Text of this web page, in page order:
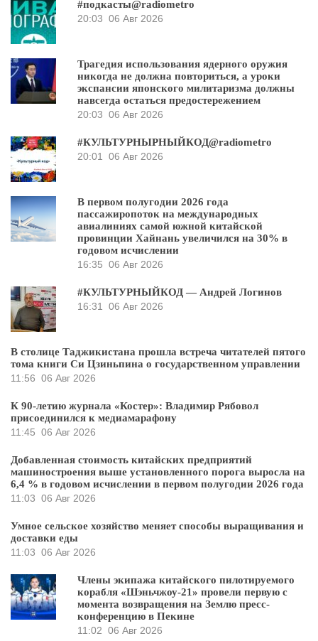
#подкасты@radiometro
20:03 06 Авг 2026
Трагедия использования ядерного оружия
никогда не должна повториться, а уроки
экспансии японского милитаризма должны
навсегда остаться предостережением
20:03 06 Авг 2026
#КУЛЬТУРНЫРНЫЙКОД@radiometro
20:01 06 Авг 2026
В первом полугодии 2026 года
пассажиропоток на международных
авиалиниях самой южной китайской
провинции Хайнань увеличился на 30% в
годовом исчислении
16:35 06 Авг 2026
#КУЛЬТУРНЫЙКОД — Андрей Логинов
16:31 06 Авг 2026
В столице Таджикистана прошла встреча читателей пятого
тома книги Си Цзиньпина о государственном управлении
11:56 06 Авг 2026
К 90-летию журнала «Костер»: Владимир Рябовол
присоединился к медиамарафону
11:45 06 Авг 2026
Добавленная стоимость китайских предприятий
машиностроения выше установленного порога выросла на
6,4 % в годовом исчислении в первом полугодии 2026 года
11:03 06 Авг 2026
Умное сельское хозяйство меняет способы выращивания и
доставки еды
11:03 06 Авг 2026
Члены экипажа китайского пилотируемого
корабля «Шэньчжоу-21» провели первую с
момента возвращения на Землю пресс-
конференцию в Пекине
11:02 06 Авг 2026